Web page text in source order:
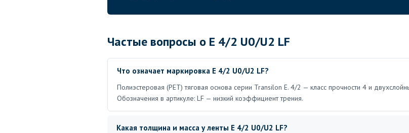
Частые вопросы о E 4/2 U0/U2 LF
Что означает маркировка E 4/2 U0/U2 LF?
Полиэстеровая (PET) тяговая основа серии Transilon E. 4/2 — класс прочности 4 и
Обозначения в артикуле: LF — низкий коэффициент трения.
Какая толщина и масса у ленты E 4/2 U0/U2 LF?